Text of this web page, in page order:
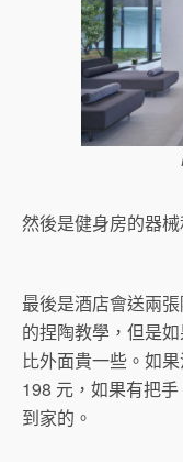
然後是健身房的器
最後是酒店會送兩
的捏陶教學，但是
比外面貴一些。如
198 元，如果有把
到家的。